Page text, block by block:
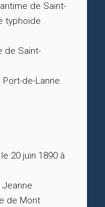
de Saint-
typhoïde
de Saint-
de-Lanne
20 juin 1890 à
de Mont